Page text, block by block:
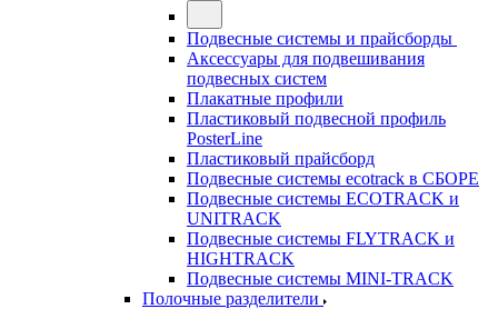
Подвесные системы и прайсборды
Аксессуары для подвешивания
подвесных систем
Плакатные профили
Пластиковый подвесной профиль
PosterLine
Пластиковый прайсборд
Подвесные системы ecotrack в СБОРЕ
Подвесные системы ECOTRACK и
UNITRACK
Подвесные системы FLYTRACK и
HIGHTRACK
Подвесные системы MINI-TRACK
Полочные разделители